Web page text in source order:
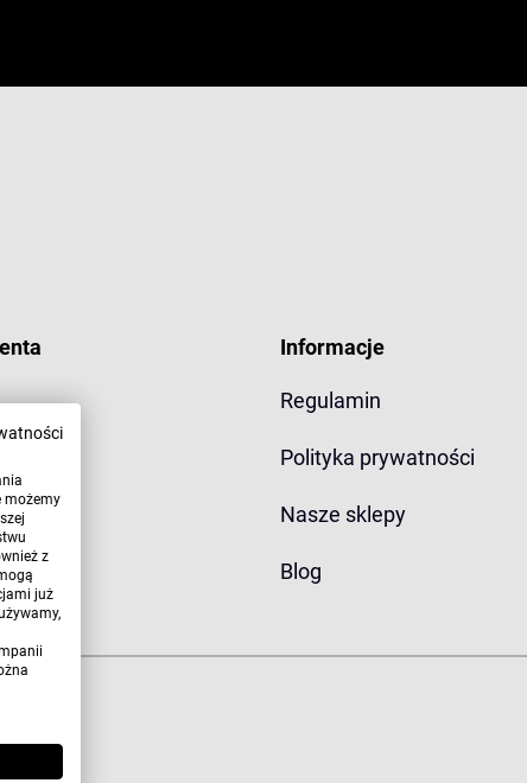
Informacje
Regulamin
Polityka prywatności
Nasze sklepy
Blog
możemy
z
już